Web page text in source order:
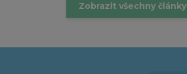
Zobrazit všechny články